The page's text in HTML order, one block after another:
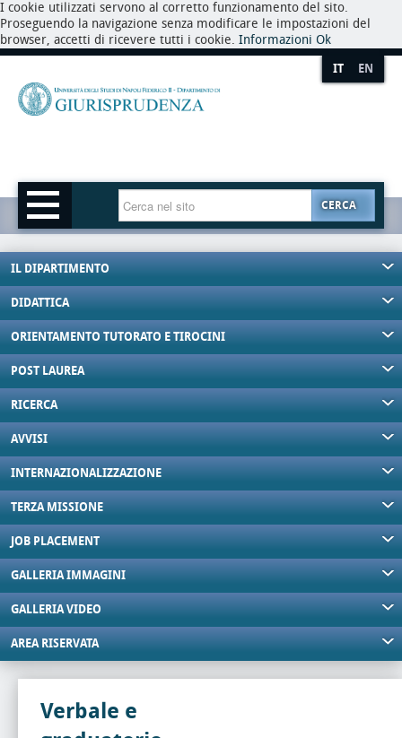
I cookie utilizzati servono al corretto funzionamento del sito.
Proseguendo la navigazione senza modificare le impostazioni del
browser, accetti di ricevere tutti i cookie. Informazioni Ok
IT EN
CERCA
IL DIPARTIMENTO
DIDATTICA
ORIENTAMENTO TUTORATO E TIROCINI
POST LAUREA
RICERCA
AVVISI
INTERNAZIONALIZZAZIONE
TERZA MISSIONE
JOB PLACEMENT
GALLERIA IMMAGINI
GALLERIA VIDEO
AREA RISERVATA
Verbale e